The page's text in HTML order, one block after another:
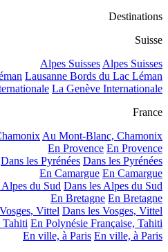
Destinations
Suisse
Alpes SuissesAlpes Suisses
Lausanne Bords du Lac Léman
La Genève Internationale
France
Au Mont-Blanc, Chamonix
En Provence En Provence
Dans les Pyrénées Dans les Pyrénées
En Camargue En Camargue
Alpes du Sud Dans les Alpes du Sud
En Bretagne En Bretagne
Vittel Dans les Vosges, Vittel
Tahiti En Polynésie Française, Tahiti
En ville, à Paris En ville, à Paris